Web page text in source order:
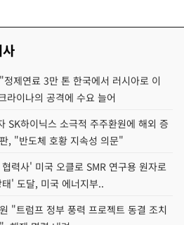
제연료 3만 톤 한국에서 러시아로 이
라이나의 공격에 수요 늘어
SK하이닉스 소극적 주주환원에 해외 증
, "반도체 호황 지속성 의문"
력사' 미국 오클로 SMR 연구용 원자로
' 도달, 미국 에너지부..
"트럼프 정부 풍력 프로젝트 동결 조치